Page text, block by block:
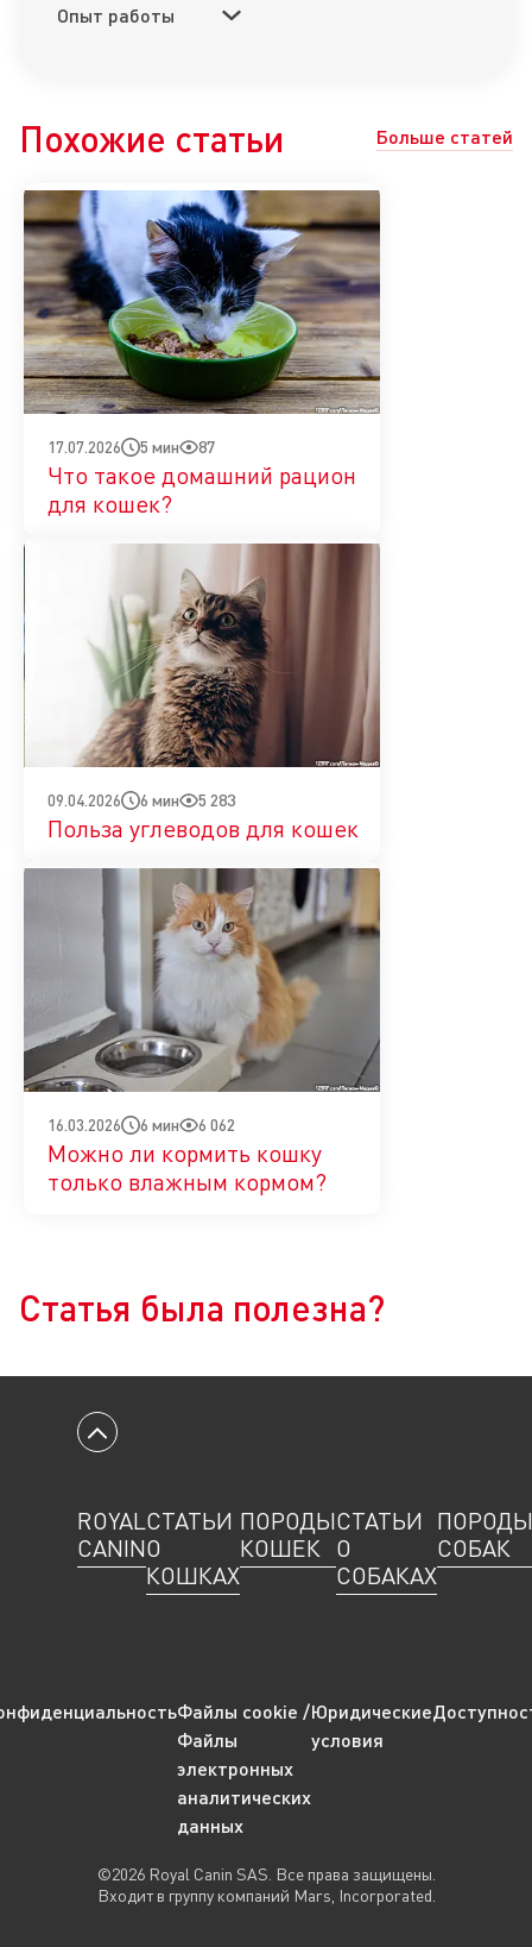
Опыт работы
Похожие статьи Больше статей
17.07.2026 5 мин 87
Что такое домашний рацион
для кошек?
09.04.2026 6 мин 5 283
Польза углеводов для кошек
16.03.2026 6 мин 6 062
Можно ли кормить кошку
только влажным кормом?
Статья была полезна?
Вернуться к началу
ROYAL
CANIN
СТАТЬИ
О
КОШКАХ
ПОРОДЫ
КОШЕК
СТАТЬИ
О
СОБАКАХ
ПОРОДЫ
СОБАК
Файлы cookie /
Файлы
электронных
аналитических
данных
Юридические
условия
©2026 Royal Canin SAS. Все права защищены.
Входит в группу компаний Mars, Incorporated.